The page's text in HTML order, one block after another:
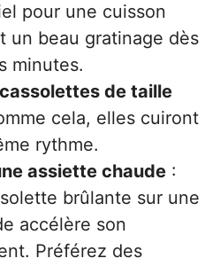
pour une cuisson
un beau gratinage dès
minutes.
de taille
cela, elles cuiront
rythme.
assiette chaude :
brûlante sur une
accélère son
Préférez des